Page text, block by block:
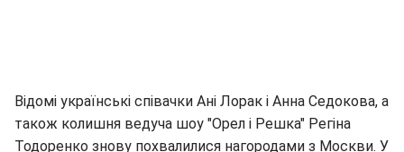
Відомі українські співачки Ані Лорак і Анна Седокова, а
також колишня ведуча шоу "Орел і Решка" Регіна
Тодоренко знову похвалилися нагородами з Москви. У